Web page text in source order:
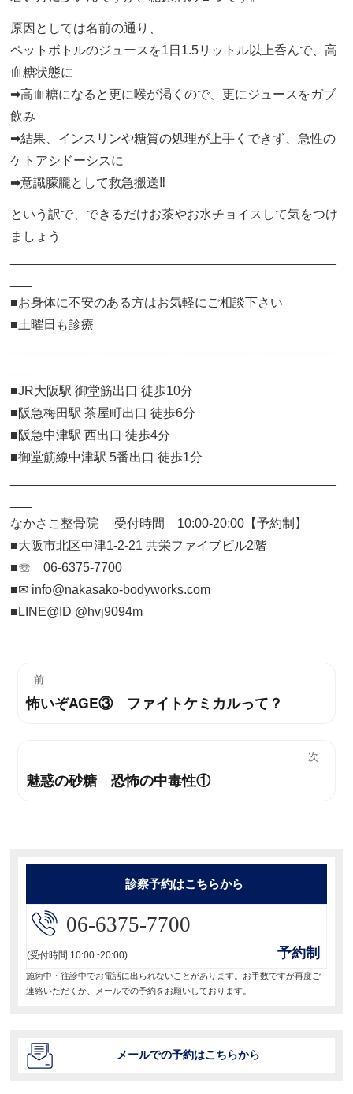
原因としては名前の通り、
ペットボトルのジュースを1日1.5リットル以上呑んで、高
血糖状態に
➡︎高血糖になると更に喉が渇くので、更にジュースをガブ
飲み
➡︎結果、インスリンや糖質の処理が上手くできず、急性の
ケトアシドーシスに
➡︎意識朦朧として救急搬送‼️
という訳で、できるだけお茶やお水チョイスして気をつけ
ましょう
■お身体に不安のある方はお気軽にご相談下さい
■土曜日も診療
■JR大阪駅 御堂筋出口 徒歩10分
■阪急梅田駅 茶屋町出口 徒歩6分
■阪急中津駅 西出口 徒歩4分
■御堂筋線中津駅 5番出口 徒歩1分
なかさこ整骨院 受付時間 10:00-20:00【予約制】
■大阪市北区中津1-2-21 共栄ファイブビル2階
■☏ 06-6375-7700
■✉︎ info@nakasako-bodyworks.com
■LINE@ID @hvj9094m
前
過
投
怖いぞAGE③ ファイトケミカルって？
次
次
魅惑の砂糖 恐怖の中毒性①
診察予約はこちらから
06-6375-7700
(受付時間 10:00~20:00) 予約制
施術中・往診中でお電話に出られないことがあります。お手数ですが再度ご
連絡いただくか、メールでの予約をお願いしております。
メールでの予約はこちらから